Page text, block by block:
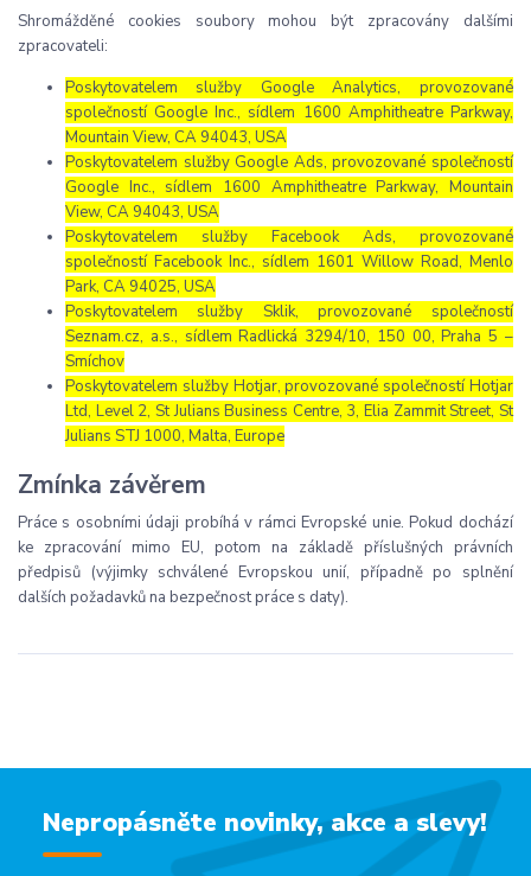
Shromážděné cookies soubory mohou být zpracovány dalšími
zpracovateli:
Poskytovatelem služby Google Analytics, provozované
společností Google Inc., sídlem 1600 Amphitheatre Parkway,
Mountain View, CA 94043, USA
Poskytovatelem služby Google Ads, provozované společností
Google Inc., sídlem 1600 Amphitheatre Parkway, Mountain
View, CA 94043, USA
Poskytovatelem služby Facebook Ads, provozované
společností Facebook Inc., sídlem 1601 Willow Road, Menlo
Park, CA 94025, USA
Poskytovatelem služby Sklik, provozované společností
Seznam.cz, a.s., sídlem Radlická 3294/10, 150 00, Praha 5 –
Smíchov
Poskytovatelem služby Hotjar, provozované společností Hotjar
Ltd, Level 2, St Julians Business Centre, 3, Elia Zammit Street, St
Julians STJ 1000, Malta, Europe
Zmínka závěrem
Práce s osobními údaji probíhá v rámci Evropské unie. Pokud dochází
ke zpracování mimo EU, potom na základě příslušných právních
předpisů (výjimky schválené Evropskou unií, případně po splnění
dalších požadavků na bezpečnost práce s daty).
Nepropásněte novinky, akce a slevy!